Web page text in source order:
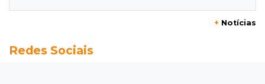
Sábado será de calor intenso e alerta de
+ Notícias
Redes Sociais